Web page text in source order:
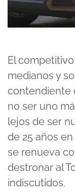
El
medianos y
contendiente
no ser uno
lejos de ser
de 25 años
se renueva
destronar al
indiscutidos.